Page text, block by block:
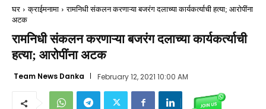
घर क्राईमनामा
रामनिधी संकलन करणाऱ्या बजरंग दलाच्या कार्यकर्त्याची हत्या; आरोपींना
अटक
रामनिधी संकलन करणाऱ्या बजरंग दलाच्या कार्यकर्त्याची
हत्या; आरोपींना अटक
Team News Danka February 12, 2021 10:00 AM